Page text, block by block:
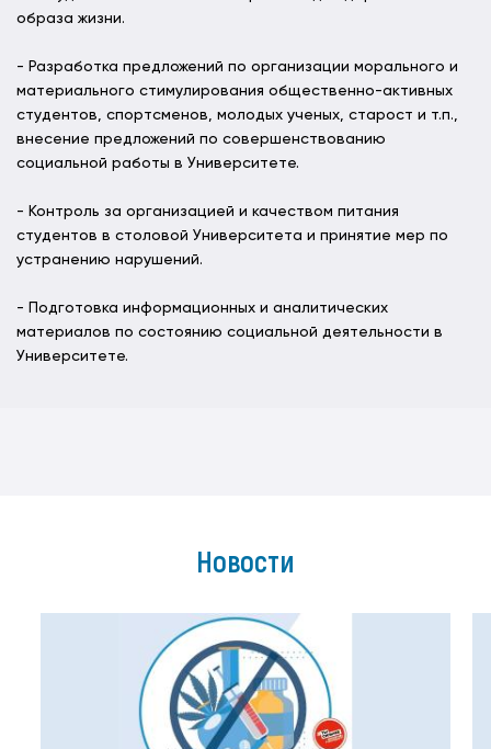
образа жизни.
- Разработка предложений по организации морального и
материального стимулирования общественно-активных
студентов, спортсменов, молодых ученых, старост и т.п.,
внесение предложений по совершенствованию
социальной работы в Университете.
- Контроль за организацией и качеством питания
студентов в столовой Университета и принятие мер по
устранению нарушений.
- Подготовка информационных и аналитических
материалов по состоянию социальной деятельности в
Университете.
Новости